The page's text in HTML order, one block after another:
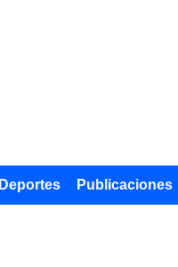
Deportes Publicaciones